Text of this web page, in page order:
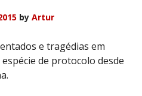
by Artur
e tragédias em
de protocolo desde